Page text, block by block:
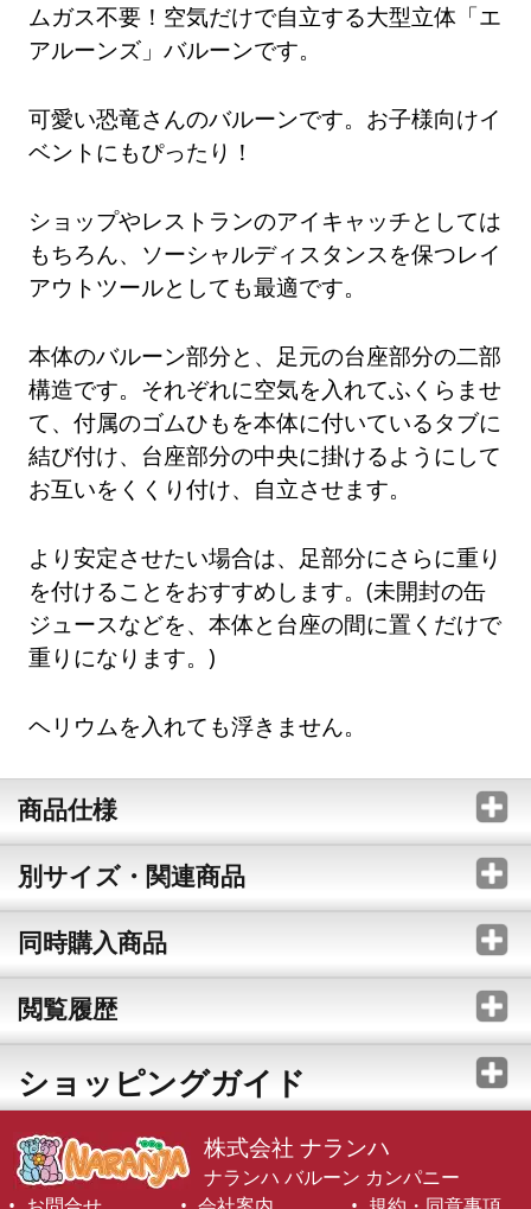
ムガス不要！空気だけで自立する大型立体「エ
アルーンズ」バルーンです。
可愛い恐竜さんのバルーンです。お子様向けイ
ベントにもぴったり！
ショップやレストランのアイキャッチとしては
もちろん、ソーシャルディスタンスを保つレイ
アウトツールとしても最適です。
本体のバルーン部分と、足元の台座部分の二部
構造です。それぞれに空気を入れてふくらませ
て、付属のゴムひもを本体に付いているタブに
結び付け、台座部分の中央に掛けるようにして
お互いをくくり付け、自立させます。
より安定させたい場合は、足部分にさらに重り
を付けることをおすすめします。(未開封の缶
ジュースなどを、本体と台座の間に置くだけで
重りになります。)
ヘリウムを入れても浮きません。
商品仕様
別サイズ・関連商品
同時購入商品
閲覧履歴
ショッピングガイド
株式会社 ナランハ
ナランハ バルーン カンパニー